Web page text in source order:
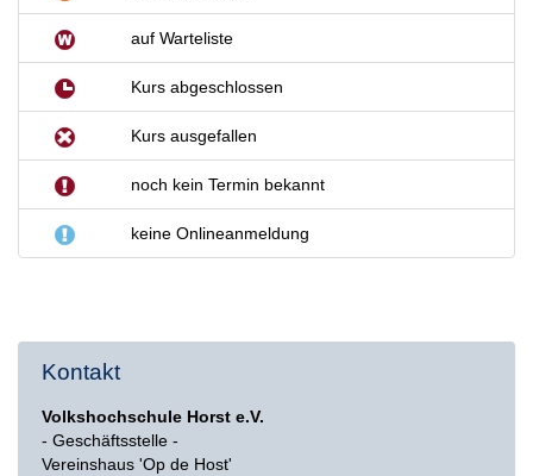
auf Warteliste
Kurs abgeschlossen
Kurs ausgefallen
noch kein Termin bekannt
keine Onlineanmeldung
Kontakt
Volkshochschule Horst e.V.
- Geschäftsstelle -
Vereinshaus 'Op de Host'